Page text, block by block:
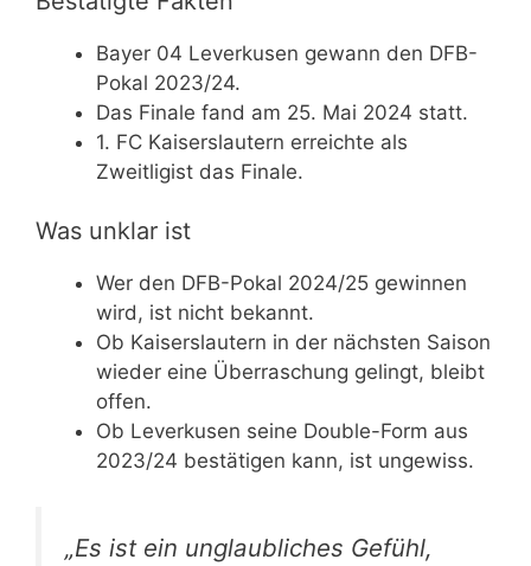
Bayer 04 Leverkusen gewann den DFB-
Pokal 2023/24.
Das Finale fand am 25. Mai 2024 statt.
1. FC Kaiserslautern erreichte als
Zweitligist das Finale.
Was unklar ist
Wer den DFB-Pokal 2024/25 gewinnen
wird, ist nicht bekannt.
Ob Kaiserslautern in der nächsten Saison
wieder eine Überraschung gelingt, bleibt
offen.
Ob Leverkusen seine Double-Form aus
2023/24 bestätigen kann, ist ungewiss.
„Es ist ein unglaubliches Gefühl,